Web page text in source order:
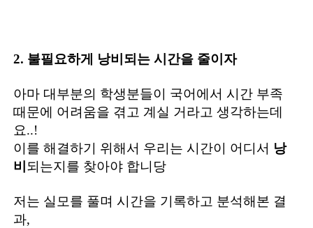
2. 불필요하게 낭비되는 시간을 줄이자
아마 대부분의 학생분들이 국어에서 시간 부족
때문에 어려움을 겪고 계실 거라고 생각하는데
요..!
이를 해결하기 위해서 우리는 시간이 어디서 낭
비 되는지를 찾아야 합니당
저는 실모를 풀며 시간을 기록하고 분석해본 결
과,